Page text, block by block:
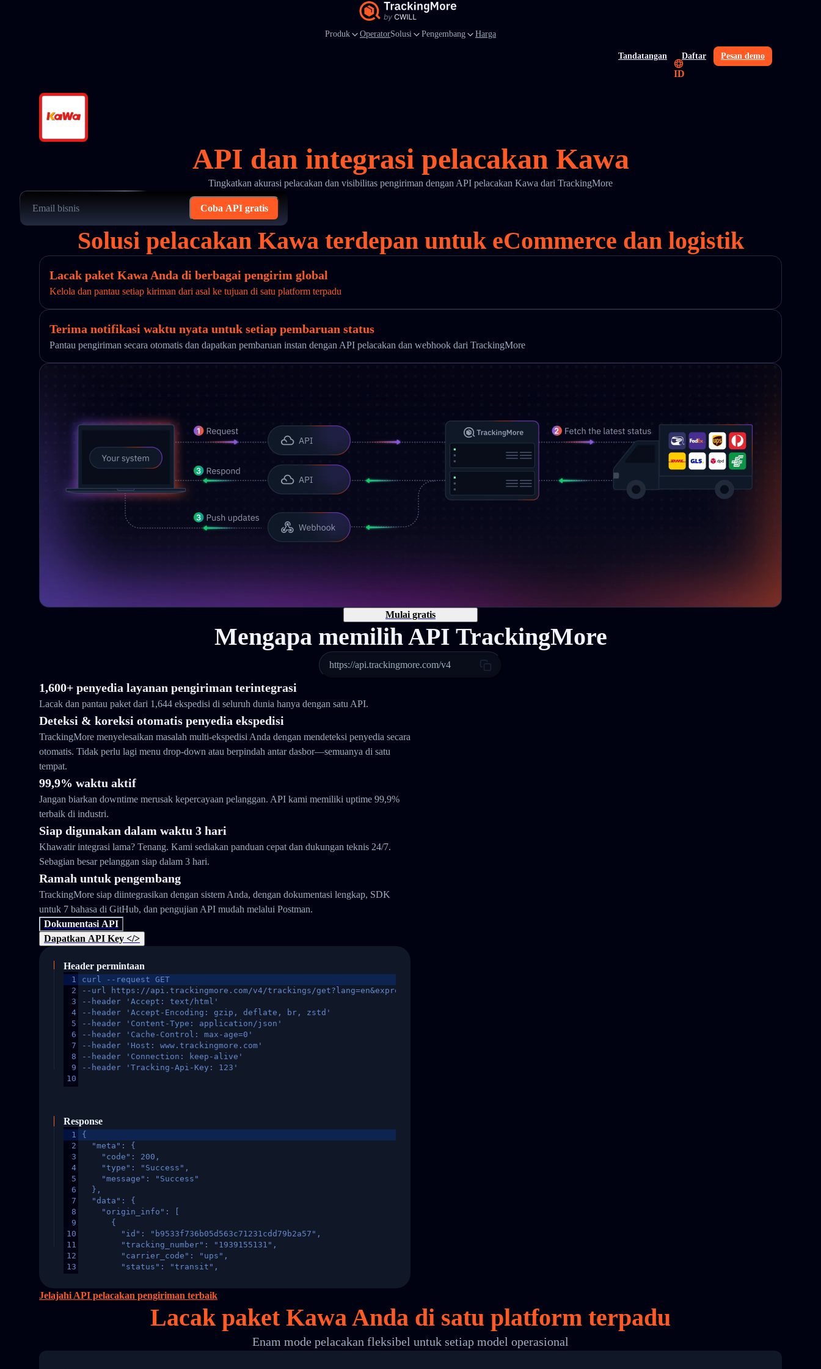
Produk OperatorSolusi Pengembang Harga
Tandatangan Daftar Pesan demo
ID
API dan integrasi pelacakan Kawa
Tingkatkan akurasi pelacakan dan visibilitas pengiriman dengan API pelacakan Kawa dari TrackingMore
Coba API gratis
Solusi pelacakan Kawa terdepan untuk eCommerce dan logistik
Lacak paket Kawa Anda di berbagai pengirim global
Kelola dan pantau setiap kiriman dari asal ke tujuan di satu platform terpadu
Terima notifikasi waktu nyata untuk setiap pembaruan status
Pantau pengiriman secara otomatis dan dapatkan pembaruan instan dengan API pelacakan dan webhook dari TrackingMore
Mulai gratis
Mengapa memilih API TrackingMore
https://api.trackingmore.com/v4
1,600+ penyedia layanan pengiriman terintegrasi
Lacak dan pantau paket dari 1,644 ekspedisi di seluruh dunia hanya dengan satu API.
Deteksi & koreksi otomatis penyedia ekspedisi
TrackingMore menyelesaikan masalah multi-ekspedisi Anda dengan mendeteksi penyedia secara
otomatis. Tidak perlu lagi menu drop-down atau berpindah antar dasbor—semuanya di satu
tempat.
99,9% waktu aktif
Jangan biarkan downtime merusak kepercayaan pelanggan. API kami memiliki uptime 99,9%
terbaik di industri.
Siap digunakan dalam waktu 3 hari
Khawatir integrasi lama? Tenang. Kami sediakan panduan cepat dan dukungan teknis 24/7.
Sebagian besar pelanggan siap dalam 3 hari.
Ramah untuk pengembang
TrackingMore siap diintegrasikan dengan sistem Anda, dengan dokumentasi lengkap, SDK
untuk 7 bahasa di GitHub, dan pengujian API mudah melalui Postman.
Dokumentasi API
Dapatkan API Key </>
Header permintaan
1
2
3
4
5
6
7
8
9
10
curl --request GET
--url https://api.trackingmore.com/v4/trackings/get?lang=en&express=ups&tracknumber=1939155131
--header 'Accept: text/html'
--header 'Accept-Encoding: gzip, deflate, br, zstd'
--header 'Content-Type: application/json'
--header 'Cache-Control: max-age=0'
--header 'Host: www.trackingmore.com'
--header 'Connection: keep-alive'
--header 'Tracking-Api-Key: 123'
Response
1
2
3
4
5
6
7
8
9
10
11
12
13
16
{
  "meta": {
    "code": 200,
    "type": "Success",
    "message": "Success"
  },
  "data": {
    "origin_info": [
      {
        "id": "b9533f736b05d563c71231cdd79b2a57",
        "tracking_number": "1939155131",
        "carrier_code": "ups",
        "status": "transit",
        "itemTimeLength": 2,
        "weblink": "",
        "phone": null,
Jelajahi API pelacakan pengiriman terbaik
Lacak paket Kawa Anda di satu platform terpadu
Enam mode pelacakan fleksibel untuk setiap model operasional